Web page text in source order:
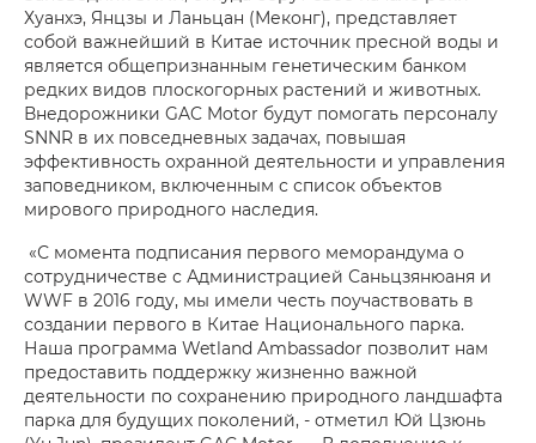
Хуанхэ, Янцзы и Ланьцан (Меконг), представляет
собой важнейший в Китае источник пресной воды и
является общепризнанным генетическим банком
редких видов плоскогорных растений и животных.
Внедорожники GAC Motor будут помогать персоналу
SNNR в их повседневных задачах, повышая
эффективность охранной деятельности и управления
заповедником, включенным с список объектов
мирового природного наследия.
«С момента подписания первого меморандума о
сотрудничестве с Администрацией Саньцзянюаня и
WWF в 2016 году, мы имели честь поучаствовать в
создании первого в Китае Национального парка.
Наша программа Wetland Ambassador позволит нам
предоставить поддержку жизненно важной
деятельности по сохранению природного ландшафта
парка для будущих поколений, - отметил Юй Цзюнь